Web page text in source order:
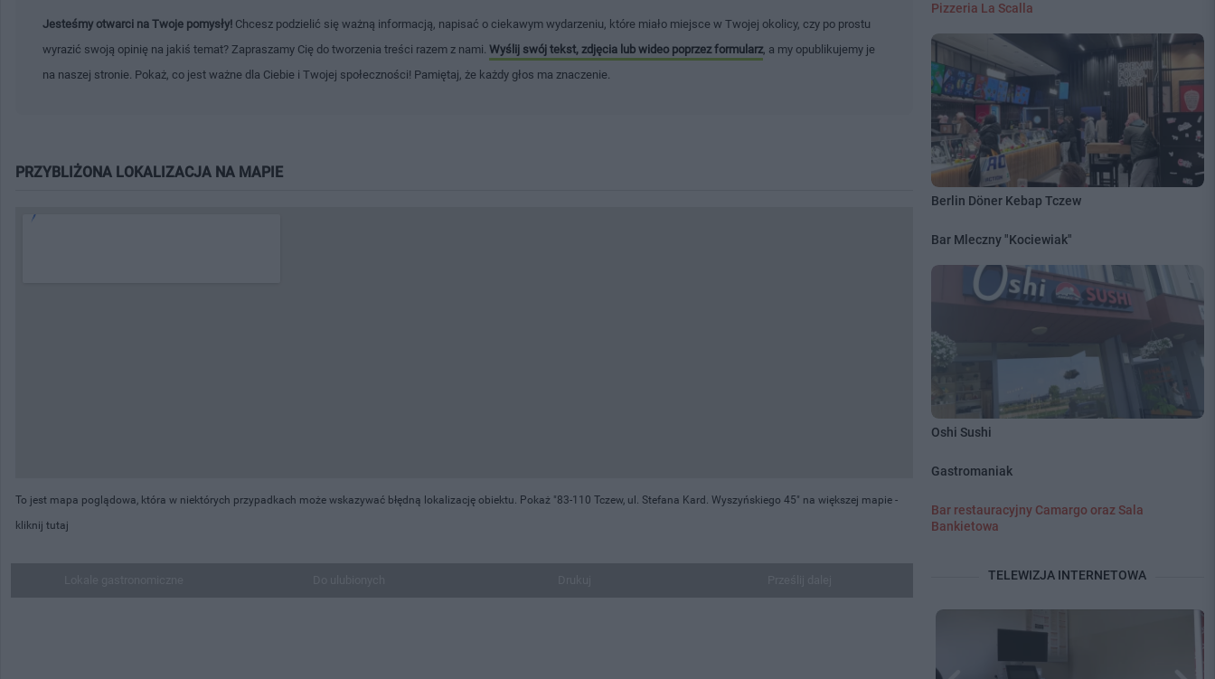
Jesteśmy otwarci na Twoje pomysły! Chcesz podzielić się ważną informacją, napisać o ciekawym wydarzeniu, które miało miejsce w Twojej okolicy, czy po prostu
wyrazić swoją opinię na jakiś temat? Zapraszamy Cię do tworzenia treści razem z nami. Wyślij swój tekst, zdjęcia lub wideo poprzez formularz, a my opublikujemy je
na naszej stronie. Pokaż, co jest ważne dla Ciebie i Twojej społeczności! Pamiętaj, że każdy głos ma znaczenie.
PRZYBLIŻONA LOKALIZACJA NA MAPIE
To jest mapa poglądowa, która w niektórych przypadkach może wskazywać błędną lokalizację obiektu. Pokaż "83-110 Tczew, ul. Stefana Kard. Wyszyńskiego 45" na większej mapie -
kliknij tutaj
Pizzeria La Scalla
Berlin Döner Kebap Tczew
Bar Mleczny "Kociewiak"
Oshi Sushi
Gastromaniak
Bar restauracyjny Camargo oraz Sala
Bankietowa
TELEWIZJA INTERNETOWA